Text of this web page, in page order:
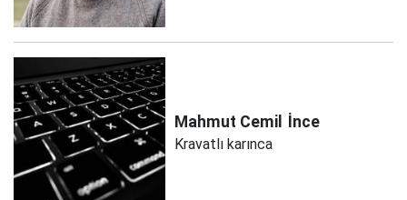
Mahmut Cemil İnce
Kravatlı karınca